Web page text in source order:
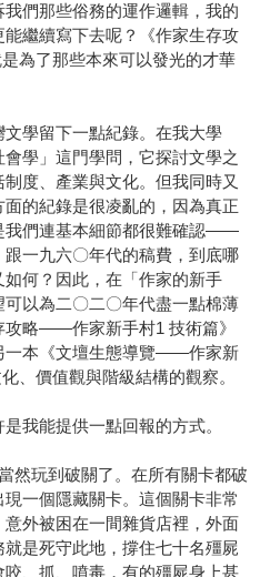
們那些俗務的運作邏輯，我的
繼續寫下去呢？《作家生存攻
為了那些本來可以發光的才華
學留下一點紀錄。在我大學
學」這門學問，它探討文學之
度、產業與文化。但我同時又
的紀錄是很凌亂的，因為真正
我們連基本細節都很難確認——
一九六〇年代的稿費，到底哪
何？因此，在「作家的新手
以為二〇二〇年代盡一點棉薄
攻略——作家新手村1 技術篇》
一本《文壇生態導覽——作家新
、價值觀與階級結構的觀察。
我能提供一點回報的方式。
然玩到破關了。在所有關卡都破
一個隱藏關卡。這個關卡非常
外被困在一間雜貨店裡，外面
是死守此地，撐住七十名殭屍
、抓、噴毒，有的殭屍身上甚